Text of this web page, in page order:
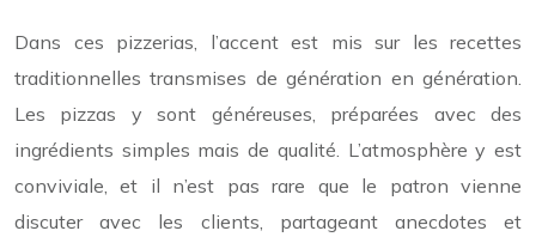
Dans ces pizzerias, l’accent est mis sur les recettes
traditionnelles transmises de génération en génération.
Les pizzas y sont généreuses, préparées avec des
ingrédients simples mais de qualité. L’atmosphère y est
conviviale, et il n’est pas rare que le patron vienne
discuter avec les clients, partageant anecdotes et